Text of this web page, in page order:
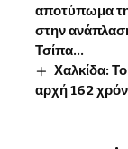
αποτύπωμα
στην
Τσίπα…
Χαλκίδα:
αρχή 162